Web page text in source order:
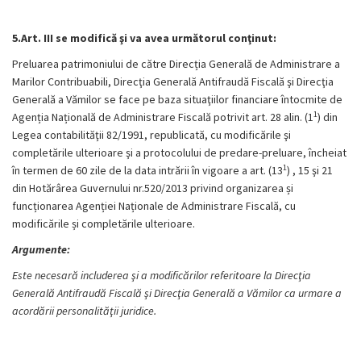
5.Art. III se modifică şi va avea următorul conţinut:
Preluarea patrimoniului de către Direcția Generală de Administrare a
Marilor Contribuabili, Direcţia Generală Antifraudă Fiscală şi Direcţia
Generală a Vămilor se face pe baza situaţiilor financiare întocmite de
Agenția Națională de Administrare Fiscală potrivit art. 28 alin. (11) din
Legea contabilităţii 82/1991, republicată, cu modificările şi
completările ulterioare şi a protocolului de predare-preluare, încheiat
în termen de 60 zile de la data intrării în vigoare a art. (131) , 15 şi 21
din Hotărârea Guvernului nr.520/2013 privind organizarea și
funcționarea Agenției Naționale de Administrare Fiscală, cu
modificările și completările ulterioare.
Argumente:
Este necesară includerea şi a modificărilor referitoare la Direcţia
Generală Antifraudă Fiscală şi Direcţia Generală a Vămilor ca urmare a
acordării personalităţii juridice.